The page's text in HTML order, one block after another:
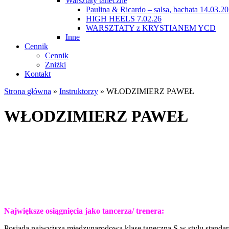
Paulina & Ricardo – salsa, bachata
HIGH HEELS 7.02.26
WARSZTATY z KRYSTIANEM YCD
Inne
Cennik
Cennik
Zniżki
Kontakt
Strona główna » Instruktorzy » WŁODZIMIERZ PAWEŁ
WŁODZIMIERZ PAWEŁ
Największe osiągnięcia jako tancerza/ trenera: